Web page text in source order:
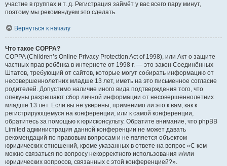
участие в группах и т. д. Регистрация займёт у вас всего пару минут,
поэтому мы рекомендуем это сделать.
Вернуться к началу
Что такое COPPA?
COPPA (Children’s Online Privacy Protection Act of 1998), или Акт о защите
частных прав ребёнка в интернете от 1998 г. — это закон Соединённых
Штатов, требующий от сайтов, которые могут собирать информацию от
несовершеннолетних младше 13 лет, иметь на это письменное согласие
родителей. Допустимо наличие иного вида подтверждения того, что
опекуны разрешают сбор личной информации от несовершеннолетних
младше 13 лет. Если вы не уверены, применимо ли это к вам, как к
регистрирующемуся на конференции, или к самой конференции,
обратитесь за помощью к юрисконсульту. Обратите внимание, что phpBB
Limited администрация данной конференции не может давать
рекомендаций по правовым вопросам и не является объектом
юридических отношений, кроме указанных в ответе на вопрос «С кем
можно связаться по вопросу некорректного использования и/или
юридических вопросов, связанных с этой конференцией?».